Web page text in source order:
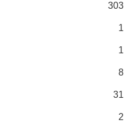
303
1
1
8
31
2